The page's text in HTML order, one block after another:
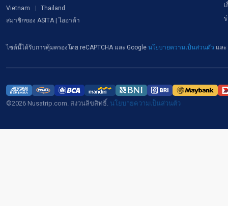
Vietnam
Thailand
สมาชิกของ ASITA | ไออาต้า
ไซต์นี้ได้รับการคุ้มครองโดย reCAPTCHA และ Google นโยบายความเป็นส่วนตัว และ
©2026 Nusatrip.com. สงวนลิขสิทธิ์. นโยบายความเป็นส่วนตัว